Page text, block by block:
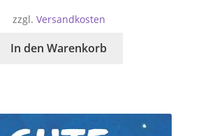
zzgl. Versandkosten
In den Warenkorb